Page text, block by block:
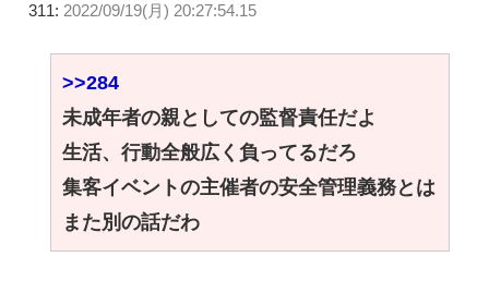
311: 2022/09/19(月) 20:27:54.15
>>284
未成年者の親としての監督責任だよ
生活、行動全般広く負ってるだろ
集客イベントの主催者の安全管理義務とは
また別の話だわ